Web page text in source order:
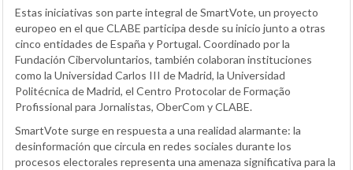
Estas iniciativas son parte integral de SmartVote, un proyecto
europeo en el que CLABE participa desde su inicio junto a otras
cinco entidades de España y Portugal. Coordinado por la
Fundación Cibervoluntarios, también colaboran instituciones
como la Universidad Carlos III de Madrid, la Universidad
Politécnica de Madrid, el Centro Protocolar de Formação
Profissional para Jornalistas, OberCom y CLABE.
SmartVote surge en respuesta a una realidad alarmante: la
desinformación que circula en redes sociales durante los
procesos electorales representa una amenaza significativa para la